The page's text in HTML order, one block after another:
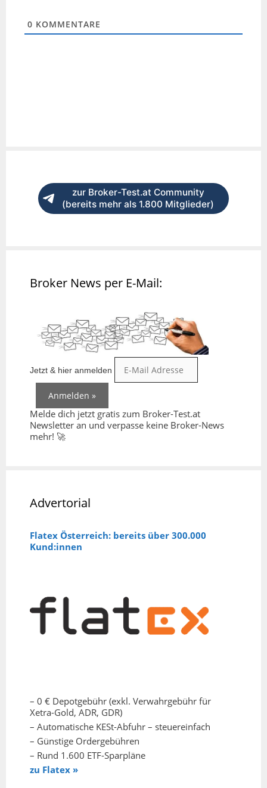
0 KOMMENTARE
zur Broker-Test.at Community
(bereits mehr als 1.800 Mitglieder)
Broker News per E-Mail:
Jetzt & hier anmelden
Melde dich jetzt gratis zum Broker-Test.at
Newsletter an und verpasse keine Broker-News
mehr! 🚀
Advertorial
Flatex Österreich: bereits über 300.000
Kund:innen
– 0 € Depotgebühr (exkl. Verwahrgebühr für
Xetra-Gold, ADR, GDR)
– Automatische KESt-Abfuhr – steuereinfach
– Günstige Ordergebühren
– Rund 1.600 ETF-Sparpläne
zu Flatex »